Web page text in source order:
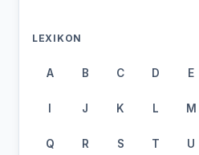
LEXIKON
A B C D E
I J K L M
Q R S T U